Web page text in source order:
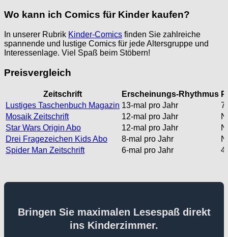
Wo kann ich Comics für Kinder kaufen?
In unserer Rubrik Kinder-Comics finden Sie zahlreiche
spannende und lustige Comics für jede Altersgruppe und
Interessenlage. Viel Spaß beim Stöbern!
Preisvergleich
Zeitschrift Erscheinungs-Rhythmus
Lustiges Taschenbuch Magazin 13-mal pro Jahr
Mosaik Zeitschrift
12-mal pro Jahr
Star Wars Origin Abo
12-mal pro Jahr
Drei Fragezeichen Kids Abo
8-mal pro Jahr
Spider Man Zeitschrift
6-mal pro Jahr
Bringen Sie maximalen Lesespaß direkt
ins Kinderzimmer.